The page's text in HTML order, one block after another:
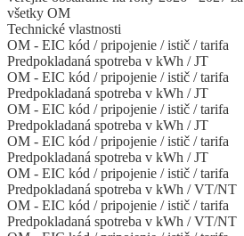
všetky OM
Technické vlastnosti
OM - EIC kód / pripojenie / istič / tarifa
Predpokladaná spotreba v kWh / JT
OM - EIC kód / pripojenie / istič / tarifa
Predpokladaná spotreba v kWh / JT
OM - EIC kód / pripojenie / istič / tarifa
Predpokladaná spotreba v kWh / JT
OM - EIC kód / pripojenie / istič / tarifa
Predpokladaná spotreba v kWh / JT
OM - EIC kód / pripojenie / istič / tarifa
Predpokladaná spotreba v kWh / VT/NT
OM - EIC kód / pripojenie / istič / tarifa
Predpokladaná spotreba v kWh / VT/NT